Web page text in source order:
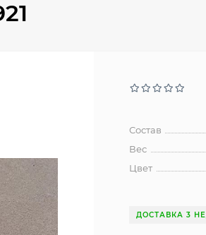
Состав
Вес
Цвет
ДОСТАВКА 3